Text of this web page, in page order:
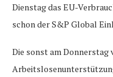
Dienstag das EU-
schon der S&P Global
Die sonst am